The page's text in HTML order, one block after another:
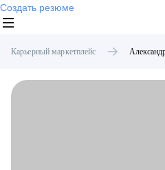
Создать резюме
Карьерный маркетплейс